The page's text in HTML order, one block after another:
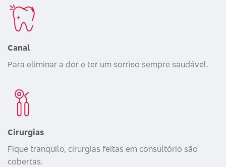
Canal
Para eliminar a dor e ter um sorriso sempre saudável.
Cirurgias
Fique tranquilo, cirurgias feitas em consultório são
cobertas.